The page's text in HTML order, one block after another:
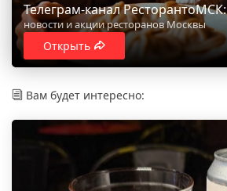
Телеграм-канал РесторантоМСК:
новости и акции ресторанов Москвы
Открыть
Вам будет интересно: